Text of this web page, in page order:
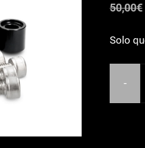
50,00€
Solo
-
PINZA